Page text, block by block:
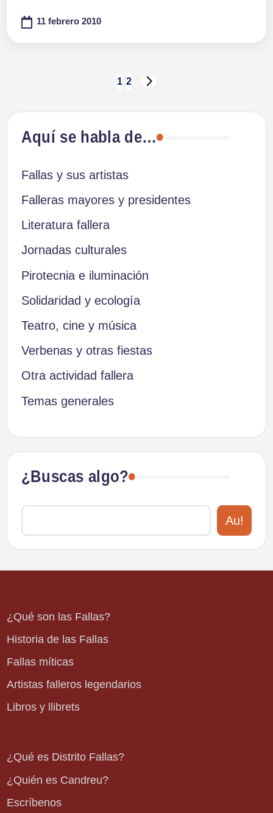
11 febrero 2010
Paginación
de
entradas
1 2
Aquí se habla de…
Fallas y sus artistas
Falleras mayores y presidentes
Literatura fallera
Jornadas culturales
Pirotecnia e iluminación
Solidaridad y ecología
Teatro, cine y música
Verbenas y otras fiestas
Otra actividad fallera
Temas generales
¿Buscas algo?
Au!
¿Qué son las Fallas?
Historia de las Fallas
Fallas míticas
Artistas falleros legendarios
Libros y llibrets
¿Qué es Distrito Fallas?
¿Quién es Candreu?
Escríbenos